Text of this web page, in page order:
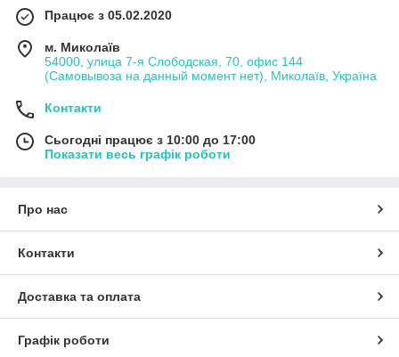
Працює з 05.02.2020
м. Миколаїв
54000, улица 7-я Слободская, 70, офис 144
(Самовывоза на данный момент нет), Миколаїв, Україна
Контакти
Сьогодні працює з 10:00 до 17:00
Показати весь графік роботи
Про нас
Контакти
Доставка та оплата
Графік роботи